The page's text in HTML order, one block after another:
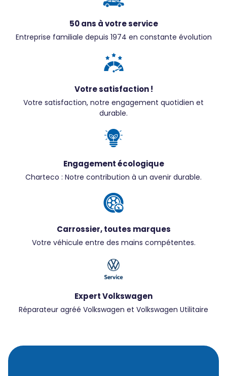
50 ans à votre service
Entreprise familiale depuis 1974 en constante évolution
Votre satisfaction !
Votre satisfaction, notre engagement quotidien et
durable.
Engagement écologique
Charteco : Notre contribution à un avenir durable.
Carrossier, toutes marques
Votre véhicule entre des mains compétentes.
Expert Volkswagen
Réparateur agréé Volkswagen et Volkswagen Utilitaire